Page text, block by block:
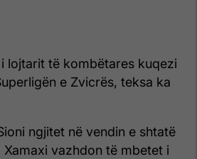
lojtarit të kombëtares kuqezi
e Zvicrës, teksa ka
ngjitet në vendin e shtatë
Xamaxi vazhdon të mbetet i